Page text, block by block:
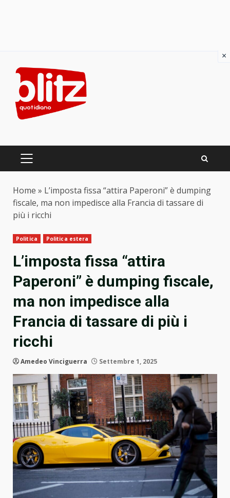
content
PRIMARY
Home » L’imposta fissa “attira Paperoni” è dumping
fiscale, ma non impedisce alla Francia di tassare di
più i ricchi
Politica Politica estera
L’imposta fissa “attira
Paperoni” è dumping fiscale,
ma non impedisce alla
Francia di tassare di più i
ricchi
Amedeo Vinciguerra Settembre 1, 2025
×